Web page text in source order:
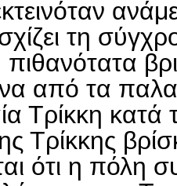
τη
από τα
Τρίκκη κατά
Τρίκκης
ότι η πόλη